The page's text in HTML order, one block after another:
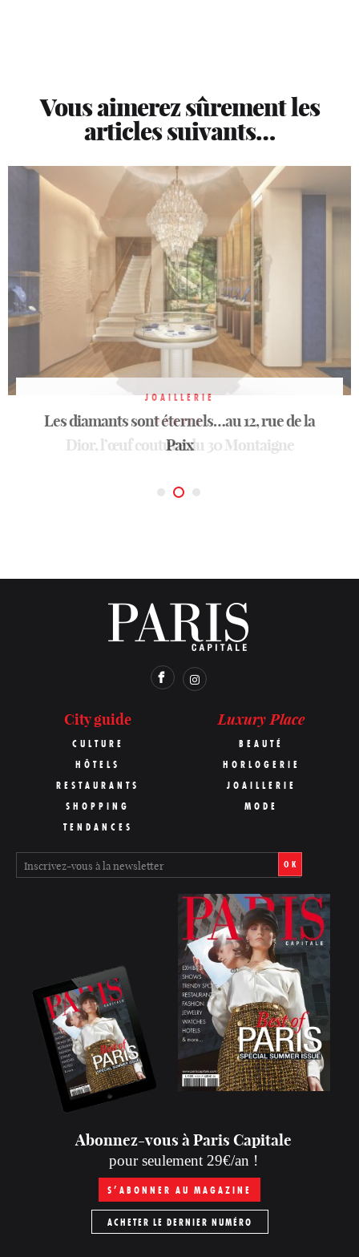
Vous aimerez sûrement les
articles suivants…
PÂQUES
Dior, l’œuf couture du 30 Montaigne
JOAILLERIE
Les diamants sont éternels…au 12, rue de la
Paix
MODE FÉMININE
Monogram Louis Vuittonune icône française
City guide
CULTURE
HÔTELS
RESTAURANTS
SHOPPING
TENDANCES
Luxury Place
BEAUTÉ
HORLOGERIE
JOAILLERIE
MODE
OK
Abonnez-vous à Paris Capitale
pour seulement 29€/an !
S’ABONNER AU MAGAZINE
ACHETER LE DERNIER NUMÉRO